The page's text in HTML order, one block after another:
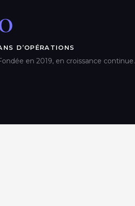
D’OPÉRATIONS
en 2019, en croissance continue.